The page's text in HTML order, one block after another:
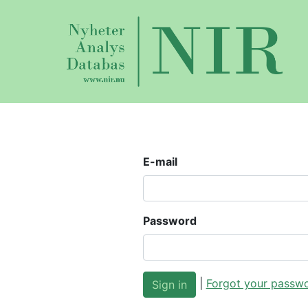
E-mail
Password
Forgot your